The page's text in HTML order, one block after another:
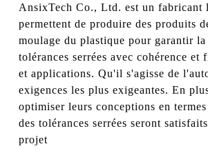
AnsixTech Co., Ltd. est un fabricant
permettent de produire des produits
moulage du plastique pour garantir
tolérances serrées avec cohérence
et applications. Qu'il s'agisse de
exigences les plus exigeantes. En
optimiser leurs conceptions en
des tolérances serrées seront
projet